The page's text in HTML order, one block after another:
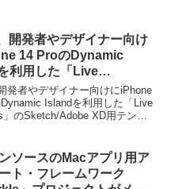
開発者やデザイナー向け
14 ProのDynamic
利用した「Live
」のSketch/Adobe XD
レートを公開。
発者やデザイナー向けにiPhone
Islandを利用した「Live
のSketch/Adobe XD用テンプ
ソースのMacアプリ用ア
ト・フレームワーク